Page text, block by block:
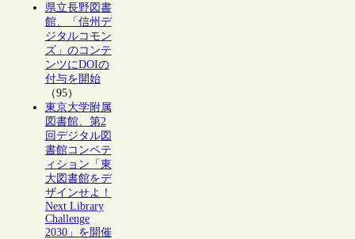
県立長野図書
館、「信州デ
ジタルコモン
ズ」のコンテ
ンツにDOIの
付与を開始
（95）
東京大学附属
図書館、第2
回デジタル図
書館コンペテ
ィション「東
大図書館をデ
ザインせよ！
Next Library
Challenge
2030」を開催